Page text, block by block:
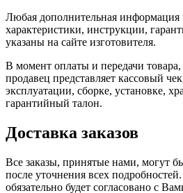
Любая дополнительная информация
характеристики, инструкции,
указаны на сайте изготовителя.
В момент оплаты и передачи
продавец представляет кассовый
эксплуатации, сборке, установке,
гарантийный талон.
Доставка заказов
Все заказы, принятые нами, могут
после уточнения всех
обязательно будет согласовано с